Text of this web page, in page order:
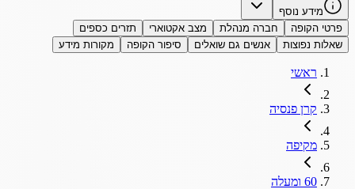
מידע נוסף
פרטי הקופה
חברה מנהלת מצב אקטוארי
תזרים כספים
שאלות נפוצות
אנשים גם שואלים סיפור הקופה מקורות מידע
ראשי
קרן פנסיה
מקיפה
60 ומעלה